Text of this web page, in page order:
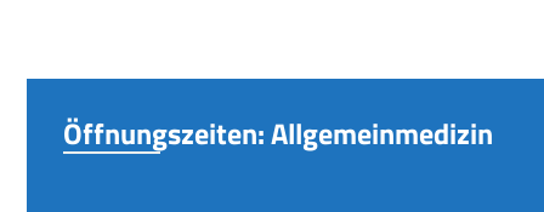
Öffnungszeiten: Allgemeinmedizin